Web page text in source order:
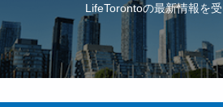
LifeTorontoの最新情報を受